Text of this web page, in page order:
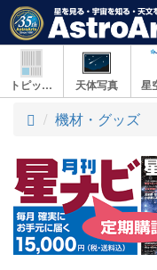
トピックス 天体写真
ト
プ
機材・グッズ